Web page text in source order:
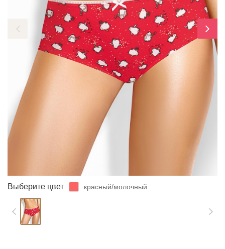
Выберите цвет красный/молочный